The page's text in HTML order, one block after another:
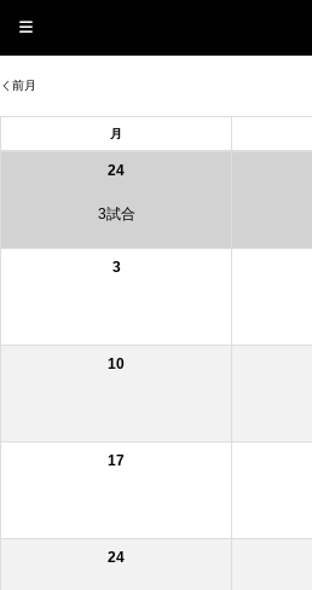
前月
月
24
3試合
3
10
17
24